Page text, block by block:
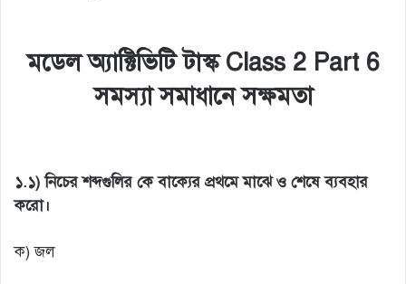
মডেল অ্যাক্টিভিটি টাস্ক Class 2 Part 6
সমস্যা সমাধানে সক্ষমতা
১.১) নিচের শব্দগুলির কে বাক্যের প্রথমে মাঝে ও শেষে ব্যবহার
করো।
ক) জল